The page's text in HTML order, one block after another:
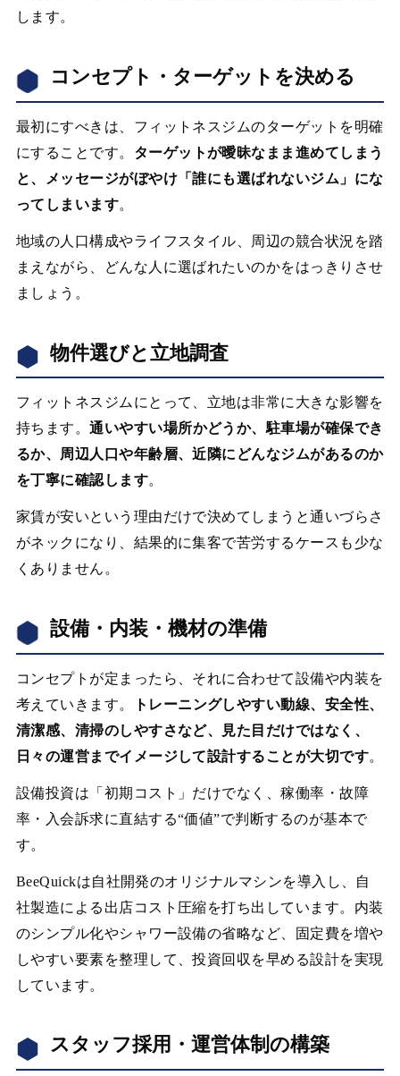
します。
コンセプト・ターゲットを決める
最初にすべきは、フィットネスジムのターゲットを明確
にすることです。 ターゲットが曖昧なまま進めてしまう
と、メッセージがぼやけ「誰にも選ばれないジム」にな
ってしまいます。
地域の人口構成やライフスタイル、周辺の競合状況を踏
まえながら、どんな人に選ばれたいのかをはっきりさせ
ましょう。
物件選びと立地調査
フィットネスジムにとって、立地は非常に大きな影響を
持ちます。通いやすい場所かどうか、駐車場が確保でき
るか、周辺人口や年齢層、近隣にどんなジムがあるのか
を丁寧に確認します。
家賃が安いという理由だけで決めてしまうと通いづらさ
がネックになり、結果的に集客で苦労するケースも少な
くありません。
設備・内装・機材の準備
コンセプトが定まったら、それに合わせて設備や内装を
考えていきます。
トレーニングしやすい動線、安全性、
清潔感、清掃のしやすさなど、見た目だけではなく、
日々の運営までイメージして設計することが大切です。
設備投資は「初期コスト」だけでなく、稼働率・故障
率・入会訴求に直結する“価値”で判断するのが基本で
す。
BeeQuickは自社開発のオリジナルマシンを導入し、自
社製造による出店コスト圧縮を打ち出しています。内装
のシンプル化やシャワー設備の省略など、固定費を増や
しやすい要素を整理して、投資回収を早める設計を実現
しています。
スタッフ採用・運営体制の構築